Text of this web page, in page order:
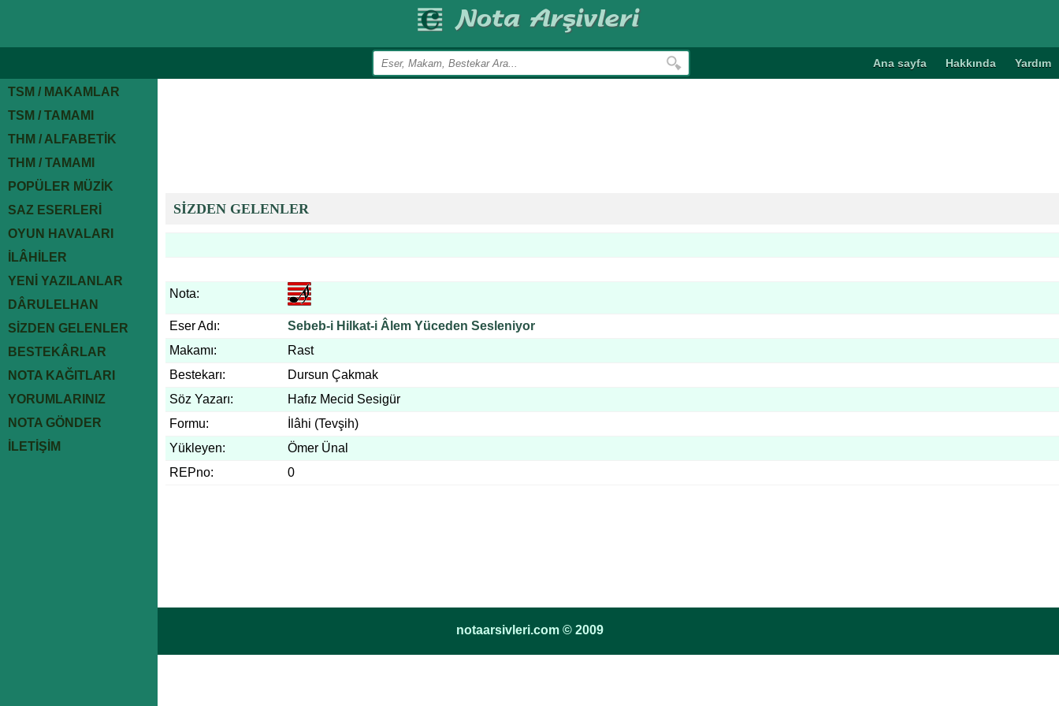
Ana sayfa Hakkında Yardım
TSM / MAKAMLAR
TSM / TAMAMI
THM / ALFABETİK
THM / TAMAMI
POPÜLER MÜZİK
SAZ ESERLERİ
OYUN HAVALARI
İLÂHİLER
YENİ YAZILANLAR
DÂRULELHAN
SİZDEN GELENLER
BESTEKÂRLAR
NOTA KAĞITLARI
YORUMLARINIZ
NOTA GÖNDER
İLETİŞİM
SİZDEN GELENLER
Nota:
Eser Adı:
Sebeb-i Hilkat-i Âlem Yüceden Sesleniyor
Makamı:
Rast
Bestekarı:
Dursun Çakmak
Söz Yazarı:
Hafız Mecid Sesigür
Formu:
İlâhi (Tevşih)
Yükleyen:
Ömer Ünal
REPno:
0
notaarsivleri.com © 2009